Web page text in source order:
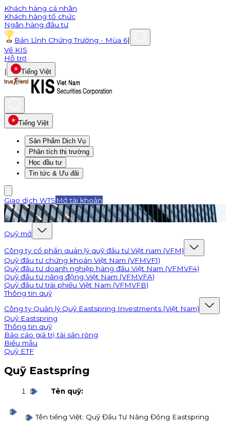
Khách hàng cá nhân
Khách hàng tổ chức
Ngân hàng đầu tư
Bản Lĩnh Chứng Trường - Mùa 6|
Về KIS
Hỗ trợ
|
Tiếng Việt
Tiếng Việt
Sản Phẩm Dịch Vụ
Phân tích thị trường
Học đầu tư
Tin tức & Ưu đãi
Giao dịch WTS Mở tài khoản
Quỹ mở
Công ty cổ phần quản lý quỹ đầu tư Việt nam (VFM)
Quỹ đầu tư chứng khoán Việt Nam (VFMVF1)
Quỹ đầu tư doanh nghiệp hàng đầu Việt Nam (VFMVF4)
Quỹ đầu tư năng động Việt Nam (VFMVFA)
Quỹ đầu tư trái phiếu Việt Nam (VFMVFB)
Thông tin quỹ
Công ty Quản lý Quỹ Eastspring Investments (Việt Nam)
Quỹ Eastspring
Thông tin quỹ
Báo cáo giá trị tài sản ròng
Biểu mẫu
Quỹ ETF
Quỹ Eastspring
Tên quỹ:
Tên tiếng Việt: Quỹ Đầu Tư Năng Động Eastspring